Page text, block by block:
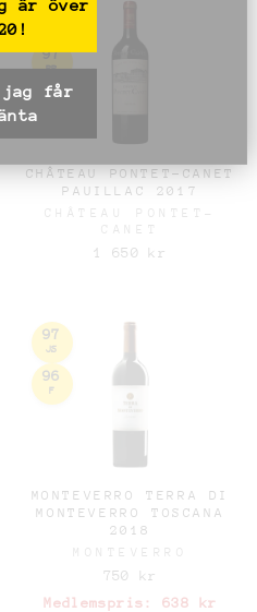
96
97
RP
CHÂTEAU PONTET-CANET
PAUILLAC 2017
CHÂTEAU PONTET-
CANET
1 650 kr
97
JS
96
F
MONTEVERRO TERRA DI
MONTEVERRO TOSCANA
2018
MONTEVERRO
750 kr
Medlemspris:
638 kr
är över
får